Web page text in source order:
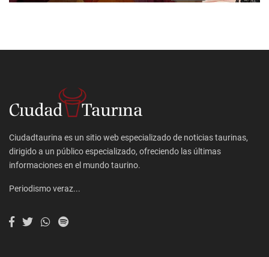
Ciudadtaurina es un sitio web especializado de noticias taurinas,
dirigido a un público especializado, ofreciendo las últimas
informaciones en el mundo taurino.
Periodismo veraz...